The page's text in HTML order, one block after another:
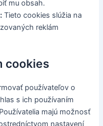
mu obsah.
Tieto cookies slúžia na
reklám
cookies
používateľov o
s ich používaním
majú možnosť
nastavení